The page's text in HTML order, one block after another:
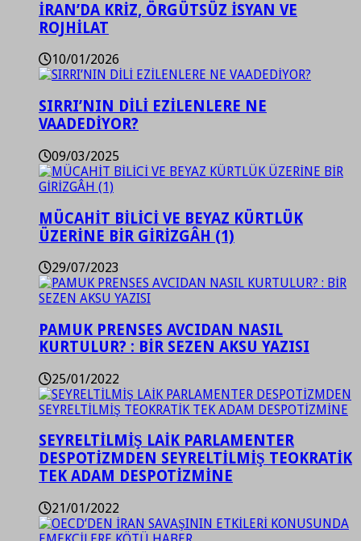
İRAN’DA KRİZ, ÖRGÜTSÜZ İSYAN VE
ROJHİLAT
10/01/2026
SIRRI’NIN DİLİ EZİLENLERE NE
VAADEDİYOR?
09/03/2025
MÜCAHİT BİLİCİ VE BEYAZ KÜRTLÜK
ÜZERİNE BİR GİRİZGÂH (1)
29/07/2023
PAMUK PRENSES AVCIDAN NASIL
KURTULUR? : BİR SEZEN AKSU YAZISI
25/01/2022
SEYRELTİLMİŞ LAİK PARLAMENTER
DESPOTİZMDEN SEYRELTİLMİŞ TEOKRATİK
TEK ADAM DESPOTİZMİNE
21/01/2022